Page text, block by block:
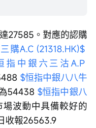
27585。對應的認購
購A.C (21318.HK)$
指中銀六三沽A.P
$恒指中銀八八牛
54438 $恒指中銀八
場波動中具備較好的
收報26563.9